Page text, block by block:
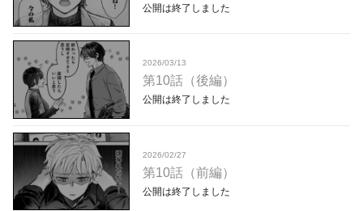
公開は終了しました
2026/03/13
第10話（後編）
公開は終了しました
2026/02/27
第10話（前編）
公開は終了しました